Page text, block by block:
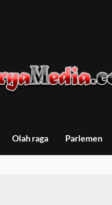
Olah raga Parlemen